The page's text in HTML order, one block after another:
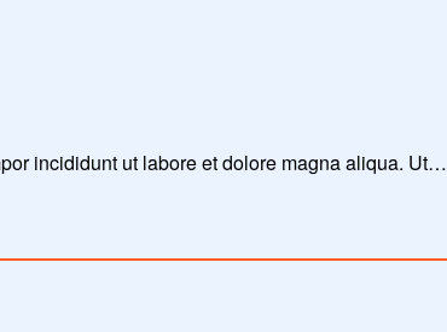
incididunt ut labore et dolore magna aliqua. Ut…